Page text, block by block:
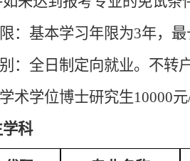
：基本学习年限为3年，最
：全日制定向就业。不转
术学位博士研究生10000元/
科